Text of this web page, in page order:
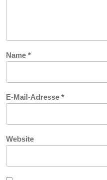
Name *
E-Mail-Adresse *
Website